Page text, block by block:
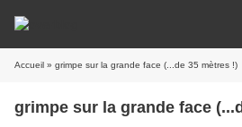
Accueil » grimpe sur la grande face (...de 35 mètres !)
grimpe sur la grande face